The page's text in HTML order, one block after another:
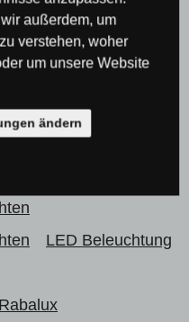
Spiegelleuchten
Raum
LED Beleuchtung
außerdem, um
verstehen, woher
um unsere Website
ändern